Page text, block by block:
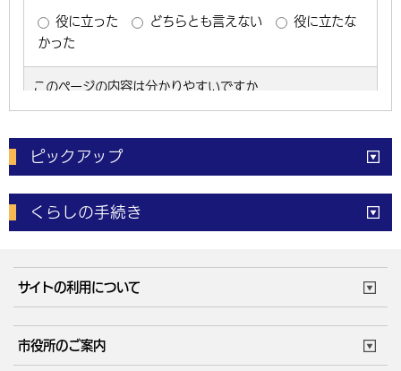
ピックアップ
電子申請 窓口の混雑状況
体育施設予約状況 ご意見・ご要望
くらしの手続き
成人・仕事
住まい・引越 ごみ・環境
サイトの利用について
市役所のご案内